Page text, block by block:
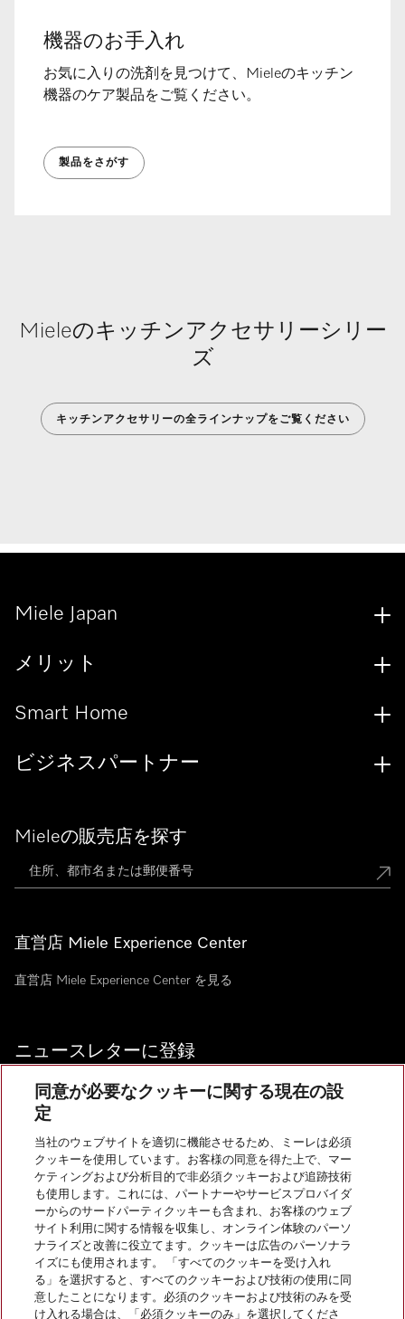
機器のお手入れ
お気に入りの洗剤を見つけて、Mieleのキッチン
機器のケア製品をご覧ください。
製品をさがす
Mieleのキッチンアクセサリーシリー
ズ
キッチンアクセサリーの全ラインナップをご覧ください
Mieleの販売店を探す
直営店 Miele Experience Center
直営店 Miele Experience Center を見る
ニュースレターに登録
お問い合わせ
Miele Japan
メリット
Smart Home
ビジネスパートナー
InstagramのMiele
YoutubeのMiele
同意が必要なクッキーに関する現在の設
定
当社のウェブサイトを適切に機能させるため、ミーレは必須
クッキーを使用しています。お客様の同意を得た上で、マー
ケティングおよび分析目的で非必須クッキーおよび追跡技術
も使用します。これには、パートナーやサービスプロバイダ
ーからのサードパーティクッキーも含まれ、お客様のウェブ
サイト利用に関する情報を収集し、オンライン体験のパーソ
ナライズと改善に役立てます。クッキーは広告のパーソナラ
イズにも使用されます。 「すべてのクッキーを受け入れ
る」を選択すると、すべてのクッキーおよび技術の使用に同
意したことになります。必須のクッキーおよび技術のみを受
け入れる場合は、「必須クッキーのみ」を選択してくださ